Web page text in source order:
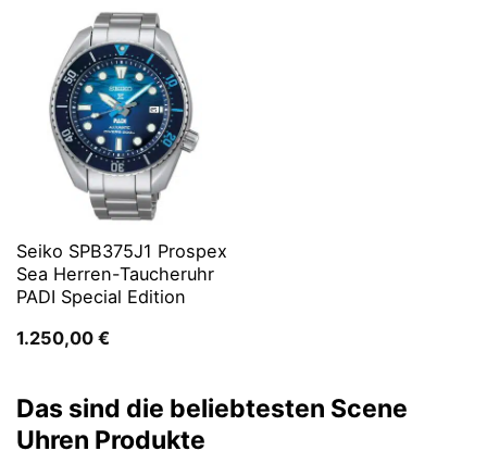
Seiko SPB375J1 Prospex
Sea Herren-Taucheruhr
PADI Special Edition
1.250,00 €
Das sind die beliebtesten Scene
Uhren Produkte